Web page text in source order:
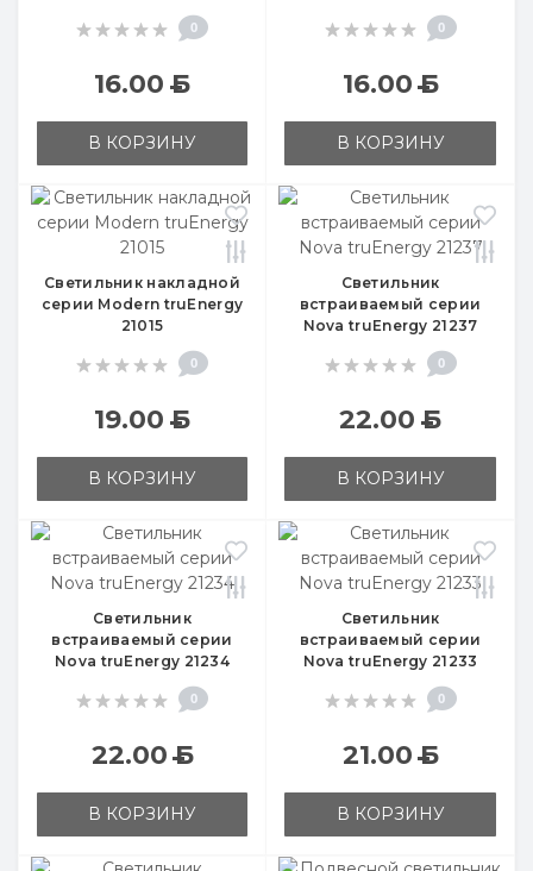
0
16.00Б
В КОРЗИНУ
0
16.00Б
В КОРЗИНУ
Светильник накладной
серии Modern truEnergy
21015
0
19.00Б
В КОРЗИНУ
Светильник
встраиваемый серии
Nova truEnergy 21237
0
22.00Б
В КОРЗИНУ
Светильник
встраиваемый серии
Nova truEnergy 21234
0
22.00Б
В КОРЗИНУ
Светильник
встраиваемый серии
Nova truEnergy 21233
0
21.00Б
В КОРЗИНУ